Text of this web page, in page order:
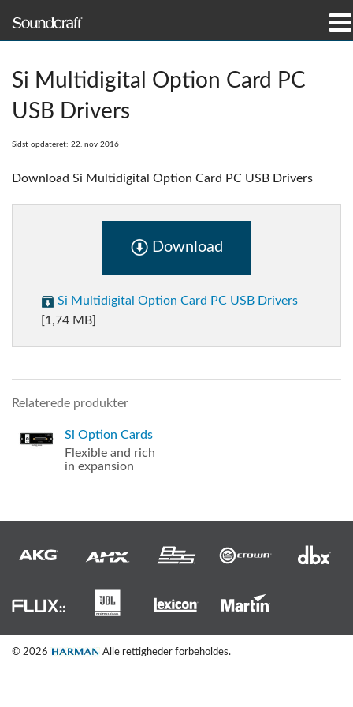
Case studies og nyheder
træning
Si Multidigital Option Card PC
USB Drivers
Sidst opdateret: 22. nov 2016
Download Si Multidigital Option Card PC USB Drivers
Download
Si Multidigital Option Card PC USB Drivers
[1,74 MB]
Relaterede produkter
Si Option Cards
Flexible and rich
in expansion
© 2026 Alle rettigheder forbeholdes.